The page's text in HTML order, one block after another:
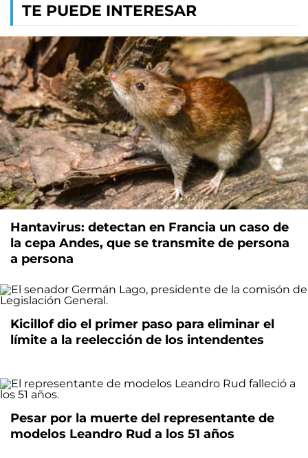
TE PUEDE INTERESAR
Hantavirus: detectan en Francia un caso de
la cepa Andes, que se transmite de persona
a persona
Kicillof dio el primer paso para eliminar el
límite a la reelección de los intendentes
Pesar por la muerte del representante de
modelos Leandro Rud a los 51 años